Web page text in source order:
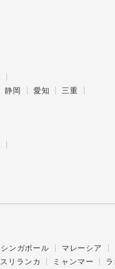
静岡 愛知
三重
シンガポール マレーシア
スリランカ ミャンマー ラ